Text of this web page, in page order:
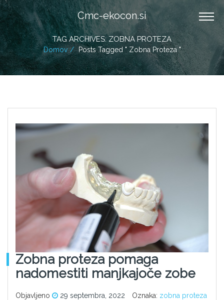
Cmc-ekocon.si
TAG ARCHIVES: ZOBNA PROTEZA
Domov Posts Tagged " Zobna Proteza "
Zobna proteza pomaga
nadomestiti manjkajoče zobe
Objavljeno 29 septembra, 2022 Oznaka: zobna proteza